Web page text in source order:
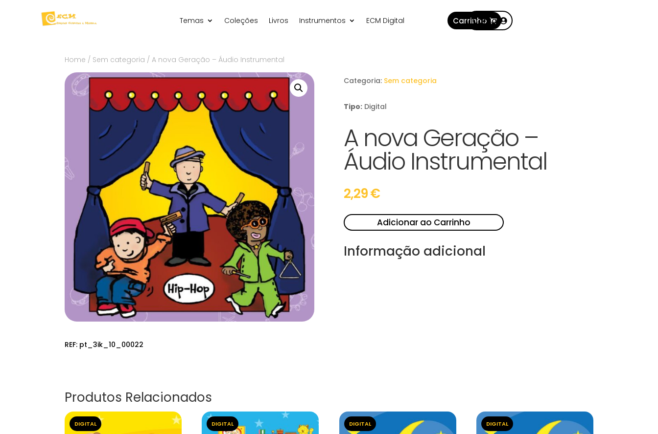
Temas Coleções Livros Instrumentos ECM Digital Carrinho
Conta
Home / Sem categoria / A nova Geração – Áudio Instrumental
REF: pt_3ik_10_00022
Categoria: Sem categoria
Tipo: Digital
A nova Geração –
Áudio Instrumental
2,29€
Adicionar ao Carrinho
Informação adicional
Produtos Relacionados
DIGITAL DIGITAL DIGITAL DIGITAL